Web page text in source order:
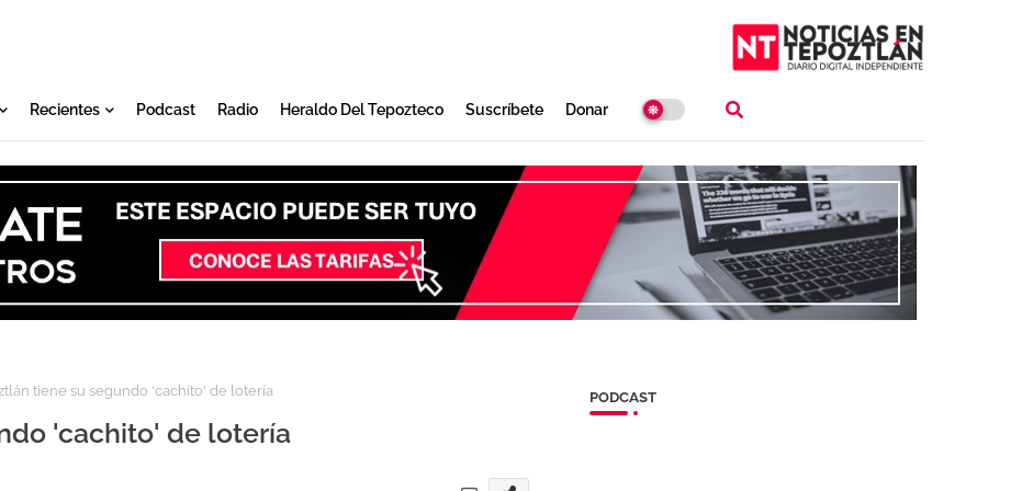
Recientes Podcast Radio Heraldo Del Tepozteco Suscríbete Donar
tiene su segundo 'cachito' de lotería
'cachito' de lotería
PODCAST